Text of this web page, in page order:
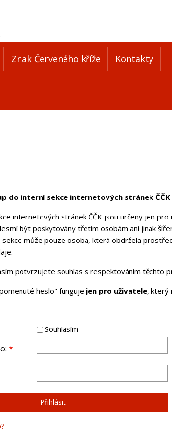
Znak Červeného kříže Kontakty
do interní sekce internetových stránek ČČK
internetových stránek ČČK jsou určeny jen
být poskytovány třetím osobám ani jinak
může pouze osoba, která obdržela
potvrzujete souhlas s respektováním těchto
heslo" funguje jen pro uživatele, který
Souhlasím
*